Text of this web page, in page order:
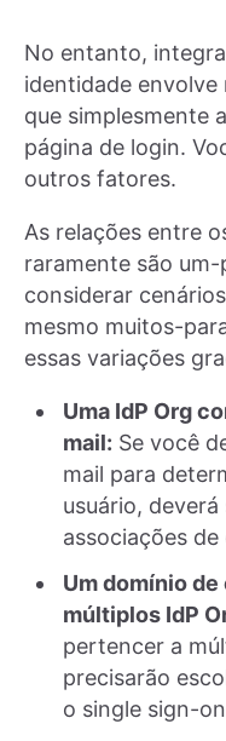
No entanto,
identidade envolve
que simplesmente
página de login.
outros fatores.
As relações entre
raramente são
considerar
mesmo muitos-
essas variações
Uma IdP Org
mail: Se você
mail para
usuário,
associações
Um domínio
múltiplos IdP
pertencer a
precisarão
o single sign-